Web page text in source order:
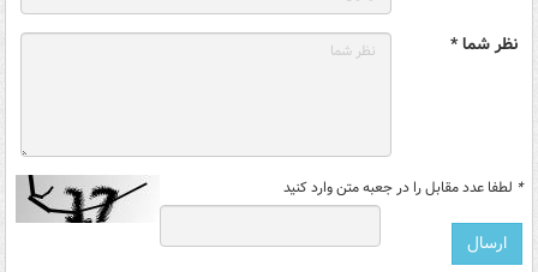
نظر شما *
* لطفا عدد مقابل را در جعبه متن وارد کنید